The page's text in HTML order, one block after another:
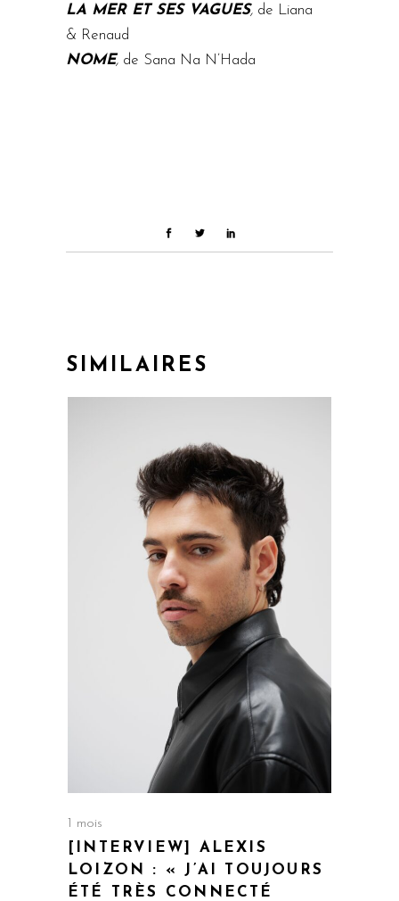
LA MER ET SES VAGUES, de Liana
& Renaud
NOME, de Sana Na N’Hada
SIMILAIRES
1 mois
[INTERVIEW] ALEXIS
LOIZON : « J’AI TOUJOURS
ÉTÉ TRÈS CONNECTÉ